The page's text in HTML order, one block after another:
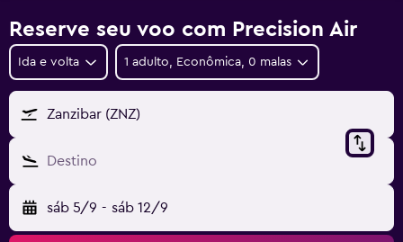
Reserve seu voo com Precision Air
Ida e volta 1 adulto, Econômica, 0 malas
Zanzibar (ZNZ)
Destino
sáb 5/9 - sáb 12/9